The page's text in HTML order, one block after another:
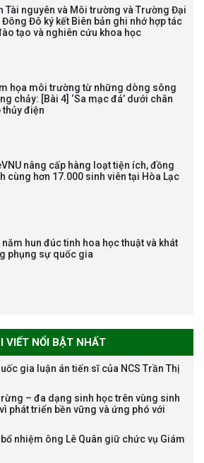
Tạm dừng công tác tuyển dụng
viên chức, người lao động các
Trương Mạnh Tuấn
Thông báo chương trình học
bổng Nagao tại Việt Nam năm
Tài nguyên và Môi trường và Trường Đại
Đông Đô ký kết Biên bản ghi nhớ hợp tác
tạo và nghiên cứu khoa học
họa môi trường từ những dòng sông
chảy: [Bài 4] ‘Sa mạc đá’ dưới chân
thủy điện
nâng cấp hàng loạt tiện ích, đồng
cùng hơn 17.000 sinh viên tại Hòa Lạc
năm hun đúc tinh hoa học thuật và khát
phụng sự quốc gia
VIẾT NỔI BẬT NHẤT
gia luận án tiến sĩ của NCS Trần Thị
– đa dạng sinh học trên vùng sinh
phát triển bền vững và ứng phó với
nhiệm ông Lê Quân giữ chức vụ Giám